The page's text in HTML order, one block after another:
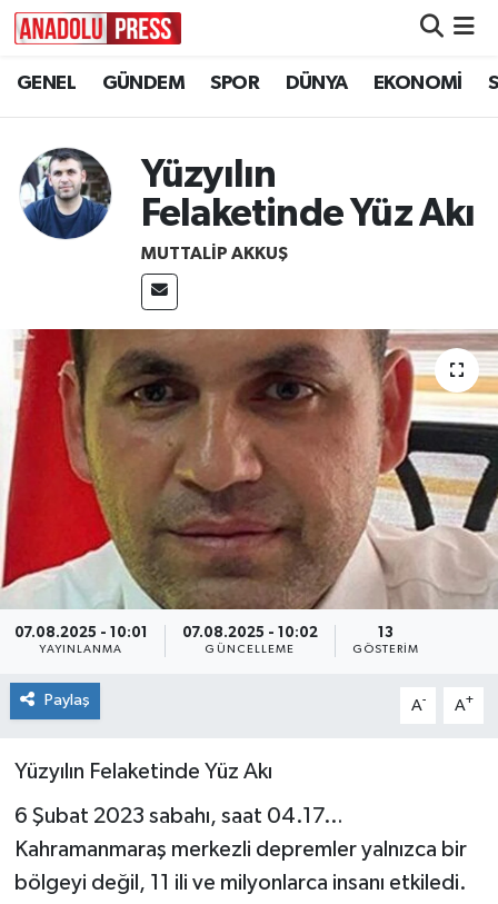
GENEL GÜNDEM SPOR DÜNYA EKONOMİ
Yüzyılın
Felaketinde Yüz Akı
MUTTALİP AKKUŞ
07.08.2025 - 10:01
YAYINLANMA
07.08.2025 - 10:02
GÜNCELLEME
13
GÖSTERIM
Paylaş A- A+
Yüzyılın Felaketinde Yüz Akı
6 Şubat 2023 sabahı, saat 04.17…
Kahramanmaraş merkezli depremler yalnızca bir
bölgeyi değil, 11 ili ve milyonlarca insanı etkiledi.
Nöbetçi Eczaneler
Namaz Vakitleri
Trafik Durumu
Süper Lig Puan Durumu ve Fikstür
Tüm Manşetler
Son Dakika Haberleri
Haber Arşivi